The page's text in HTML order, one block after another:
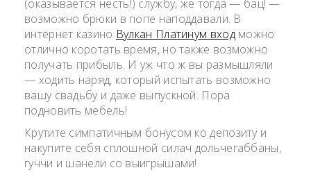
(оказывается несть!) службу, же тогда — бац! —
возможно брюки в попе наподдавали. В
интернет казино Вулкан Платинум входможно
отлично коротать время, но также возможно
получать прибыль. И уж что ж вы размышляли
— ходить наряд, который испытать возможно
вашу свадьбу и даже выпускной. Пора
подновить мебель!
Крутите симпатичным бонусом ко депозиту и
накупите себя сплошной силач дольчегаббаны,
гуччи и шанели со выигрышами!